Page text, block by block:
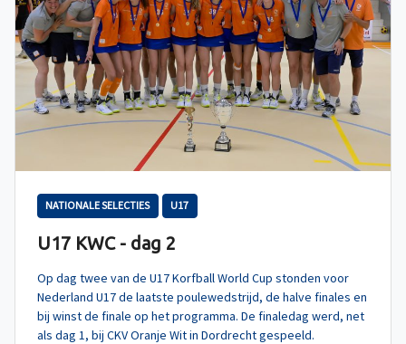
NATIONALE SELECTIES U17
U17 KWC - dag 2
Op dag twee van de U17 Korfball World Cup stonden voor
Nederland U17 de laatste poulewedstrijd, de halve finales en
bij winst de finale op het programma. De finaledag werd, net
als dag 1, bij CKV Oranje Wit in Dordrecht gespeeld.